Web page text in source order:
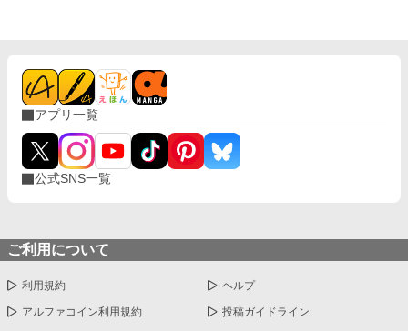
アプリ一覧
公式SNS一覧
ご利用について
利用規約 ヘルプ
アルファコイン利用規約 投稿ガイドライン